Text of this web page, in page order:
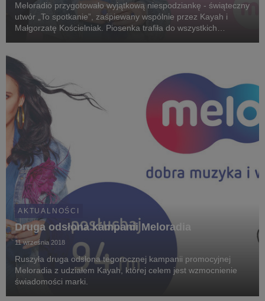
Meloradio przygotowało wyjątkową niespodziankę - świąteczny
utwór „To spotkanie”, zaśpiewany wspólnie przez Kayah i
Małgorzatę Kościelniak. Piosenka trafiła do wszystkich
AKTUALNOŚCI
Druga odsłona kampanii Meloradia
11 września 2018
Ruszyła druga odsłona tegorocznej kampanii promocyjnej
Meloradia z udziałem Kayah, której celem jest wzmocnienie
świadomości marki.